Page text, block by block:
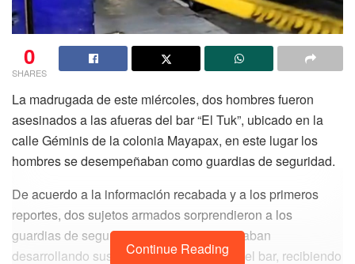
0
SHARES
La madrugada de este miércoles, dos hombres fueron
asesinados a las afueras del bar “El Tuk”, ubicado en la
calle Géminis de la colonia Mayapax, en este lugar los
hombres se desempeñaban como guardias de seguridad.
De acuerdo a la información recabada y a los primeros
reportes, dos sujetos armados sorprendieron a los
guardias de seguridad mientras estos estaban
desarrollando sus labores en la entrada del bar, recibiendo
Continue Reading